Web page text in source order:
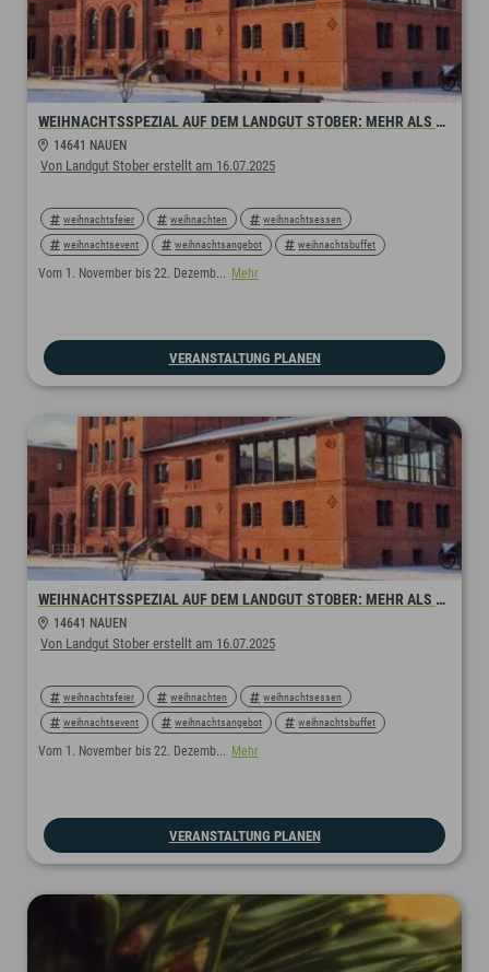
WEIHNACHTSSPEZIAL AUF DEM LANDGUT STOBER: MEHR ALS EIN DANKESCHÖN. EINE FEIER, DIE VERBINDET.
14641 NAUEN
Von Landgut Stober erstellt am 16.07.2025
weihnachtsfeier weihnachten weihnachtsessen
weihnachtsevent weihnachtsangebot weihnachtsbuffet
teamerlebnis jahresabschluss
Vom 1. November bis 22. Dezemb... Mehr
VERANSTALTUNG PLANEN
WEIHNACHTSSPEZIAL AUF DEM LANDGUT STOBER: MEHR ALS EIN DANKESCHÖN. EINE FEIER, DIE VERBINDET.
14641 NAUEN
Von Landgut Stober erstellt am 16.07.2025
weihnachtsfeier weihnachten weihnachtsessen
weihnachtsevent weihnachtsangebot weihnachtsbuffet
teamerlebnis jahresabschluss
Vom 1. November bis 22. Dezemb... Mehr
VERANSTALTUNG PLANEN